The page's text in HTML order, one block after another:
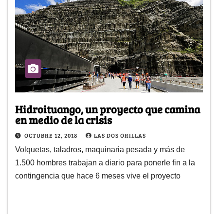
Hidroituango, un proyecto que camina
en medio de la crisis
OCTUBRE 12, 2018 LAS DOS ORILLAS
Volquetas, taladros, maquinaria pesada y más de
1.500 hombres trabajan a diario para ponerle fin a la
contingencia que hace 6 meses vive el proyecto